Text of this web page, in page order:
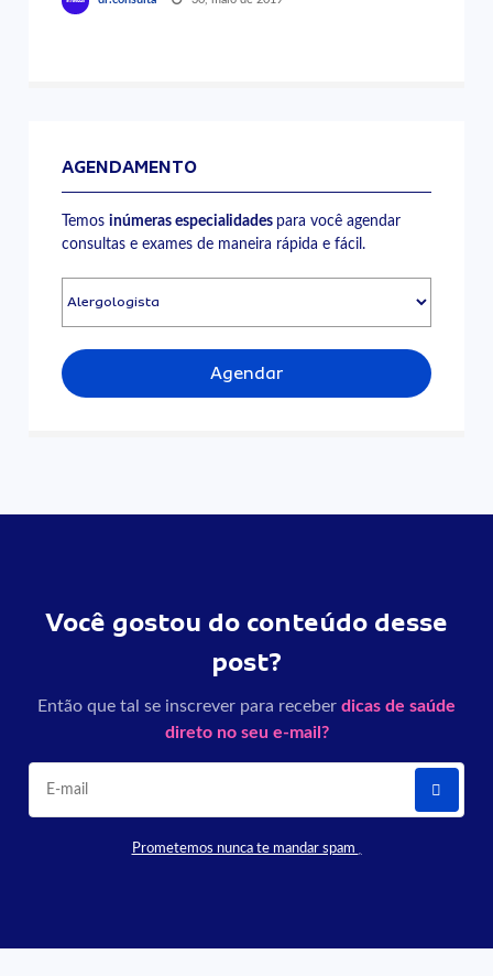
AGENDAMENTO
Temosinúmeras especialidades para você agendar
consultas e exames de maneira rápida e fácil.
Agendar
Você gostou do conteúdo desse
post?
Então que tal se inscrever para receber dicas de saúde
direto no seu e-mail?
Prometemos nunca te mandar spam